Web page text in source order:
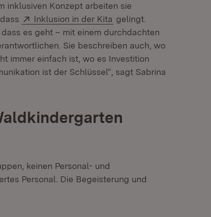
inklusiven Konzept arbeiten sie
Extern:
Inklusion in der Kita (Öffnet in neuem Fenster)
gelingt.
es geht – mit einem durchdachten
Sie beschreiben auch, wo
immer einfach ist, wo es Investition
ist der Schlüssel“, sagt Sabrina
keinen Personal- und
Personal. Die Begeisterung und